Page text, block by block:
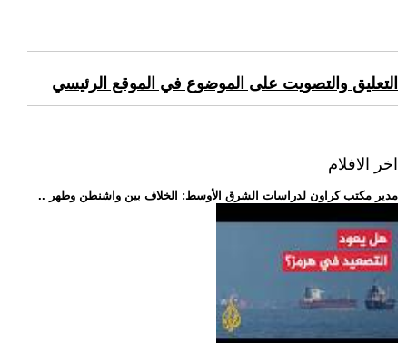
التعليق والتصويت على الموضوع في الموقع الرئيسي
اخر الافلام
.. مدير مكتب كراون لدراسات الشرق الأوسط: الخلاف بين واشنطن وطهر